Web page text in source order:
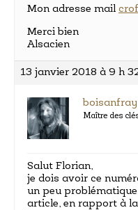
Mon adresse mail
Merci bien
Alsacien
13 janvier 2018 à 9 h
boisanfray
Maître des
Salut Florian,
je dois avoir ce
un peu
article, en rapport à la